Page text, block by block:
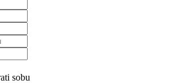
sobu